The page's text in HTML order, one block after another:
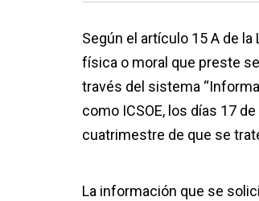
Según el artículo 15 A de
física o moral que preste
través del sistema
como ICSOE, los días 17
cuatrimestre de que se
La información que se